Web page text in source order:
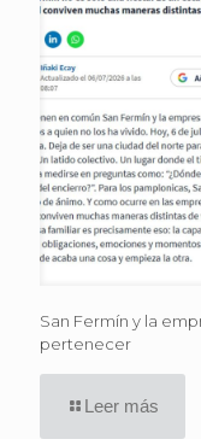
San Fermín y la
pertenecer
Leer más